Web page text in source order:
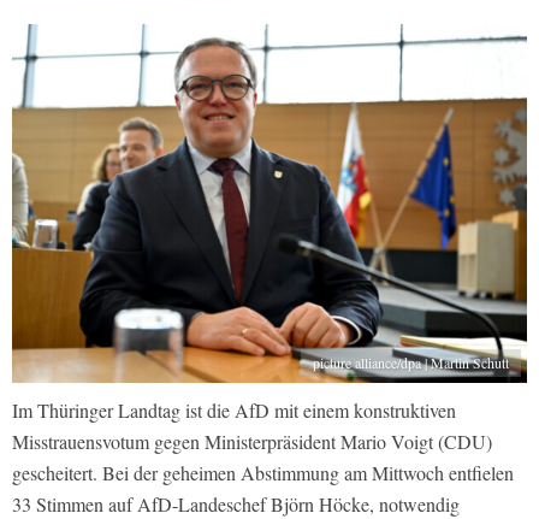
picture alliance/dpa | Martin Schutt
Im Thüringer Landtag ist die AfD mit einem konstruktiven
Misstrauensvotum gegen Ministerpräsident Mario Voigt (CDU)
gescheitert. Bei der geheimen Abstimmung am Mittwoch entfielen
33 Stimmen auf AfD-Landeschef Björn Höcke, notwendig